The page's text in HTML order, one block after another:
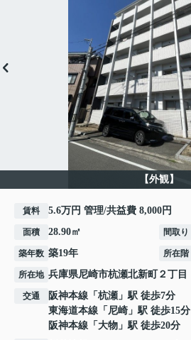
【外観】
賃料 5.6万円 管理/共益費 8,000円
面積 28.90㎡ 間取り
築年数 築19年 所在階
所在地 兵庫県尼崎市杭瀬北新町 ２丁目
交通 阪神本線 「 杭瀬 」駅 徒歩7分
東海道本線 「 尼崎 」駅 徒歩15分
阪神本線 「 大物 」駅 徒歩20分